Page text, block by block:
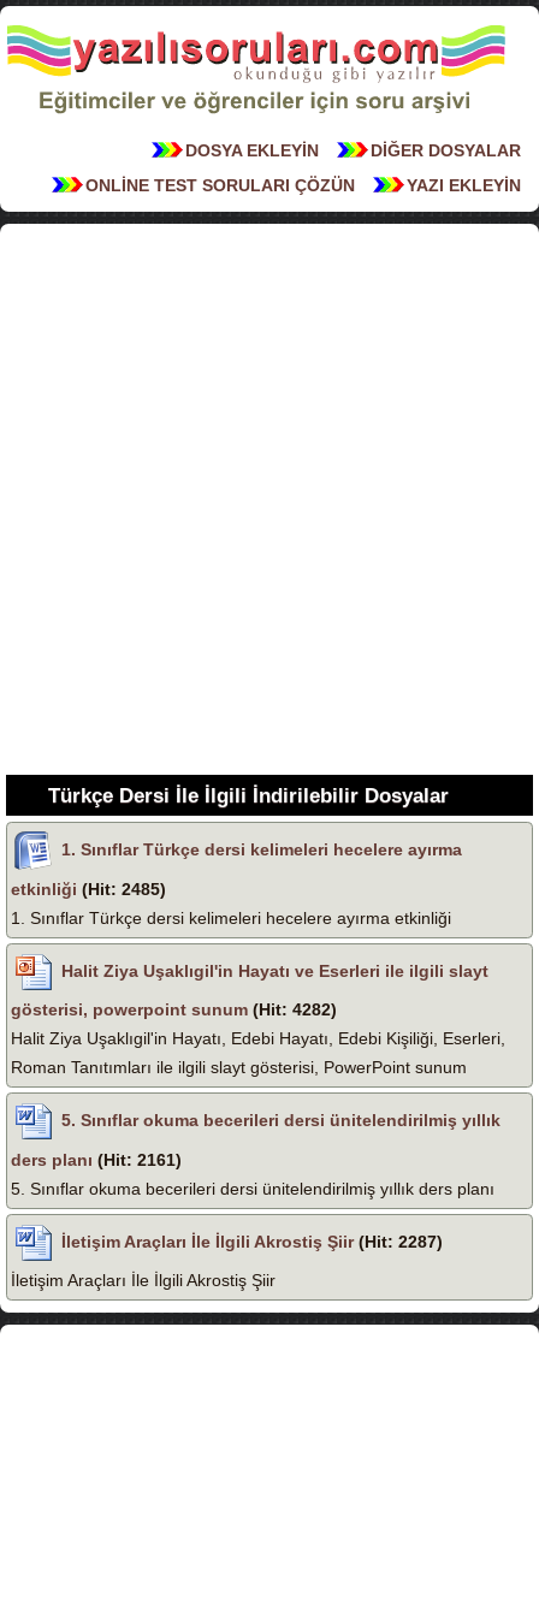
DİĞER DOSYALAR
DOSYA EKLEYİN
YAZI EKLEYİN
ONLİNE TEST SORULARI ÇÖZÜN
Türkçe Dersi İle İlgili İndirilebilir Dosyalar
1. Sınıflar Türkçe dersi kelimeleri hecelere ayırma
etkinliği (Hit: 2485)
1. Sınıflar Türkçe dersi kelimeleri hecelere ayırma etkinliği
Halit Ziya Uşaklıgil'in Hayatı ve Eserleri ile ilgili slayt
gösterisi, powerpoint sunum (Hit: 4282)
Halit Ziya Uşaklıgil'in Hayatı, Edebi Hayatı, Edebi Kişiliği, Eserleri,
Roman Tanıtımları ile ilgili slayt gösterisi, PowerPoint sunum
5. Sınıflar okuma becerileri dersi ünitelendirilmiş yıllık
ders planı (Hit: 2161)
5. Sınıflar okuma becerileri dersi ünitelendirilmiş yıllık ders planı
İletişim Araçları İle İlgili Akrostiş Şiir(Hit: 2287)
İletişim Araçları İle İlgili Akrostiş Şiir